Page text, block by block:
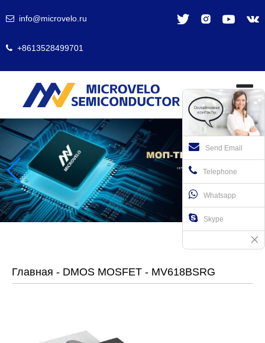
info@microvelo.ru
+8613528499701
Главная - DMOS MOSFET - MV618BSRG
Send Email
Telephone
Whatsapp
Skype